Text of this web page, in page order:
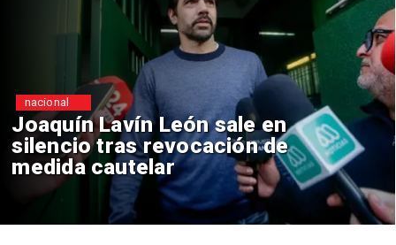
en
de
Chile y Venezuela
reinicio de
consulares
nacional